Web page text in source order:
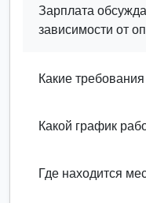
Зарплата
зависимости от
Какие
Какой график
Где находится